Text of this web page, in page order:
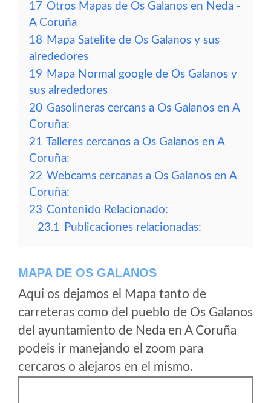
17 Otros Mapas de Os Galanos en Neda -
A Coruña
18 Mapa Satelite de Os Galanos y sus
alrededores
19 Mapa Normal google de Os Galanos y
sus alrededores
20 Gasolineras cercans a Os Galanos en A
Coruña:
21 Talleres cercanos a Os Galanos en A
Coruña:
22 Webcams cercanas a Os Galanos en A
Coruña:
23 Contenido Relacionado:
23.1 Publicaciones relacionadas:
MAPA DE OS GALANOS
Aqui os dejamos el Mapa tanto de
carreteras como del pueblo de Os Galanos
del ayuntamiento de Neda en A Coruña
podeis ir manejando el zoom para
cercaros o alejaros en el mismo.